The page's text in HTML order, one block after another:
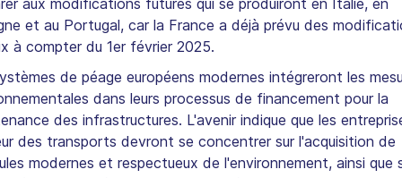
et au Portugal, car la France a déjà prévu des
à compter du 1er février 2025.
de péage européens modernes intégreront les
dans leurs processus de financement pour la
des infrastructures. L'avenir indique que les
des transports devront se concentrer sur l'acquisition de
modernes et respectueux de l'environnement, ainsi que